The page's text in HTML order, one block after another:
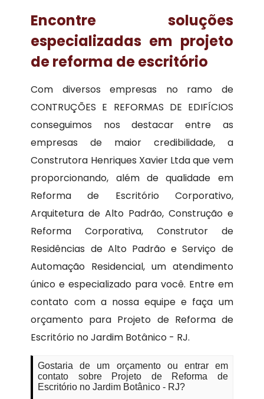
Encontre soluções
especializadas em projeto
de reforma de escritório
Com diversos empresas no ramo de
CONTRUÇÕES E REFORMAS DE EDIFÍCIOS
conseguimos nos destacar entre as
empresas de maior credibilidade, a
Construtora Henriques Xavier Ltda que vem
proporcionando, além de qualidade em
Reforma de Escritório Corporativo,
Arquitetura de Alto Padrão, Construção e
Reforma Corporativa, Construtor de
Residências de Alto Padrão e Serviço de
Automação Residencial, um atendimento
único e especializado para você. Entre em
contato com a nossa equipe e faça um
orçamento para Projeto de Reforma de
Escritório no Jardim Botânico - RJ.
Gostaria de um orçamento ou entrar em
contato sobre Projeto de Reforma de
Escritório no Jardim Botânico - RJ?